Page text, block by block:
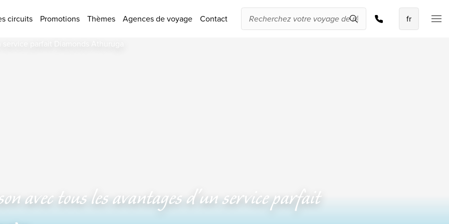
circuits Promotions Thèmes Agences de voyage Contact
Les meilleures
Demander une offre
avec tous les avantages d'un service parfait